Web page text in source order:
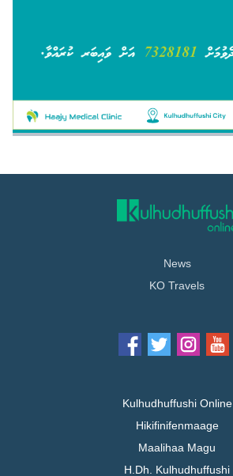
News
KO Travels
Kulhudhuffushi Online
Hikifinifenmaage
Maalihaa Magu
H.Dh. Kulhudhuffushi